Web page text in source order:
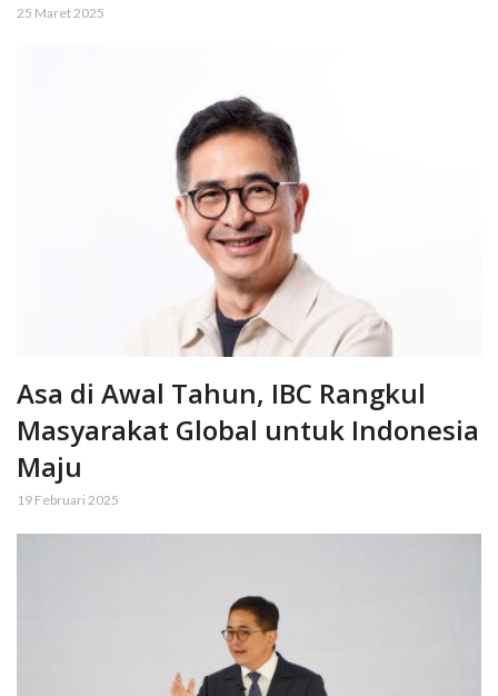
25 Maret 2025
Asa di Awal Tahun, IBC Rangkul
Masyarakat Global untuk Indonesia
Maju
19 Februari 2025